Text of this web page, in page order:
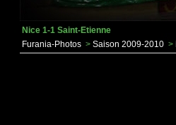
Nice 1-1 Saint-Etienne
Furania-Photos > Saison 2009-2010 >